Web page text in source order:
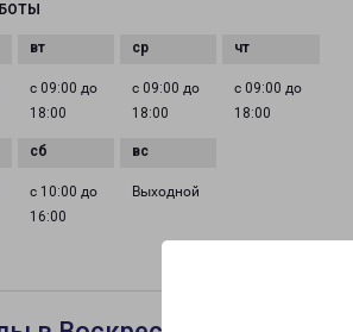
с 09:00 до
18:00
с 09:00 до
18:00
с 09:00 до
18:00
с 10:00 до
16:00
Выходной